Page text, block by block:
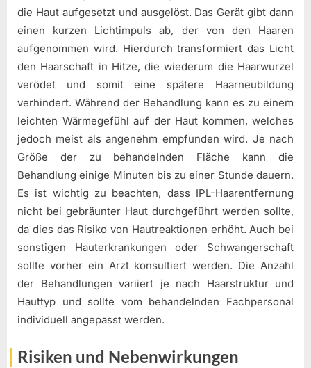
die Haut aufgesetzt und ausgelöst. Das Gerät gibt dann
einen kurzen Lichtimpuls ab, der von den Haaren
aufgenommen wird. Hierdurch transformiert das Licht
den Haarschaft in Hitze, die wiederum die Haarwurzel
verödet und somit eine spätere Haarneubildung
verhindert. Während der Behandlung kann es zu einem
leichten Wärmegefühl auf der Haut kommen, welches
jedoch meist als angenehm empfunden wird. Je nach
Größe der zu behandelnden Fläche kann die
Behandlung einige Minuten bis zu einer Stunde dauern.
Es ist wichtig zu beachten, dass IPL-Haarentfernung
nicht bei gebräunter Haut durchgeführt werden sollte,
da dies das Risiko von Hautreaktionen erhöht. Auch bei
sonstigen Hauterkrankungen oder Schwangerschaft
sollte vorher ein Arzt konsultiert werden. Die Anzahl
der Behandlungen variiert je nach Haarstruktur und
Hauttyp und sollte vom behandelnden Fachpersonal
individuell angepasst werden.
Risiken und Nebenwirkungen